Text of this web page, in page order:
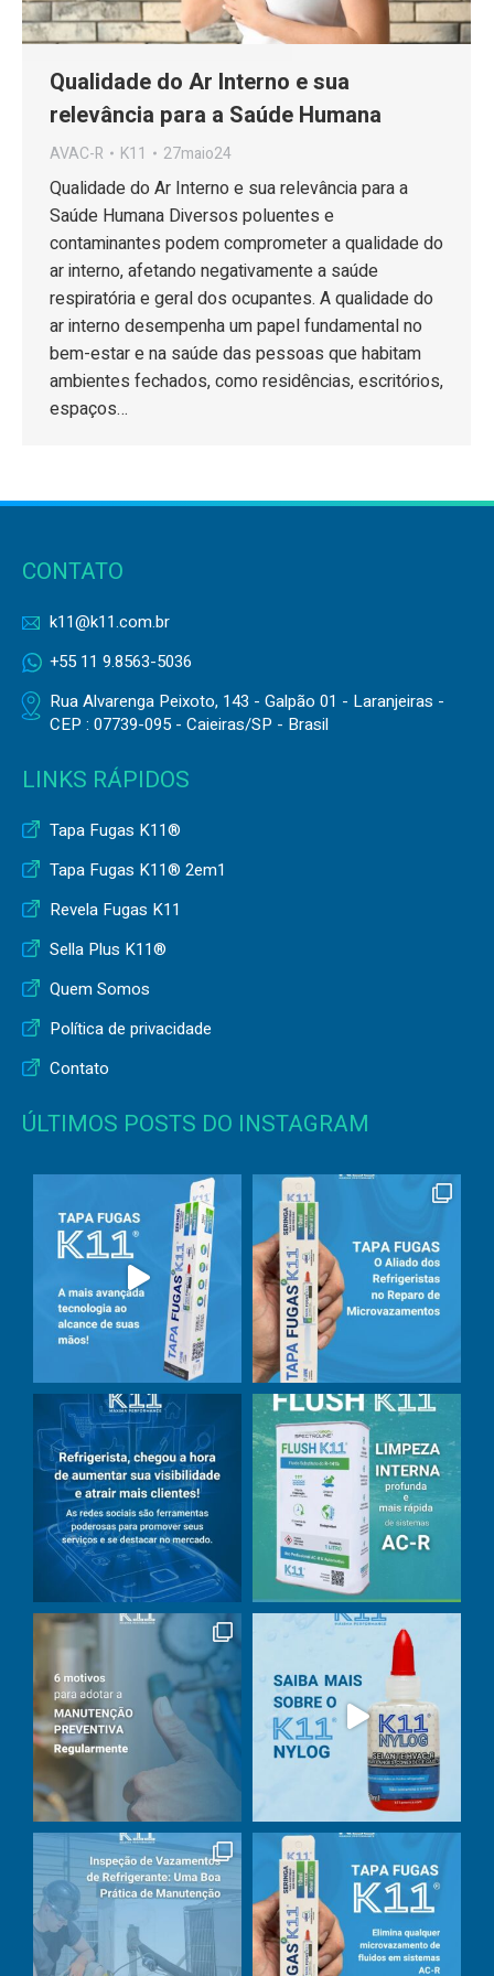
Qualidade do Ar Interno e sua
relevância para a Saúde Humana
AVAC-R K11 27maio24
Qualidade do Ar Interno e sua relevância para a
Saúde Humana Diversos poluentes e
contaminantes podem comprometer a qualidade do
ar interno, afetando negativamente a saúde
respiratória e geral dos ocupantes. A qualidade do
ar interno desempenha um papel fundamental no
bem-estar e na saúde das pessoas que habitam
ambientes fechados, como residências, escritórios,
espaços…
CONTATO
k11@k11.com.br
+55 11 9.8563-5036
Rua Alvarenga Peixoto, 143 - Galpão 01 - Laranjeiras -
CEP : 07739-095 - Caieiras/SP - Brasil
LINKS RÁPIDOS
Tapa Fugas K11®
Tapa Fugas K11® 2em1
Revela Fugas K11
Sella Plus K11®
Quem Somos
Política de privacidade
Contato
ÚLTIMOS POSTS DO INSTAGRAM